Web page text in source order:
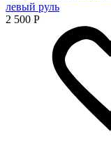
левый руль
2 500 Р